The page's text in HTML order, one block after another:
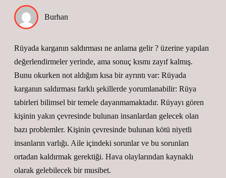
Burhan
Rüyada karganın saldırması ne anlama gelir ? üzerine yapılan
değerlendirmeler yerinde, ama sonuç kısmı zayıf kalmış.
Bunu okurken not aldığım kısa bir ayrıntı var: Rüyada
karganın saldırması farklı şekillerde yorumlanabilir: Rüya
tabirleri bilimsel bir temele dayanmamaktadır. Rüyayı gören
kişinin yakın çevresinde bulunan insanlardan gelecek olan
bazı problemler. Kişinin çevresinde bulunan kötü niyetli
insanların varlığı. Aile içindeki sorunlar ve bu sorunları
ortadan kaldırmak gerektiği. Hava olaylarından kaynaklı
olarak gelebilecek bir musibet.